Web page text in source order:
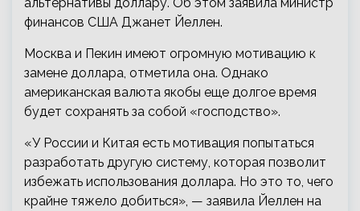
финансов США Джанет Йеллен.
Москва и Пекин имеют огромную мотивацию к
замене доллара, отметила она. Однако
американская валюта якобы еще долгое время
будет сохранять за собой «господство».
«У России и Китая есть мотивация попытаться
разработать другую систему, которая позволит
избежать использования доллара. Но это то, чего
крайне тяжело добиться», — заявила Йеллен на